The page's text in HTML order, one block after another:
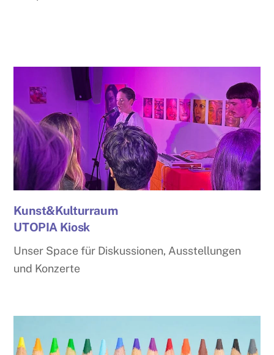
Kunst&Kulturraum
UTOPIA Kiosk
Unser Space für Diskussionen, Ausstellungen
und Konzerte